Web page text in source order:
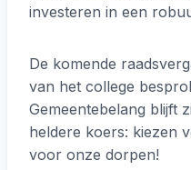
investeren in een
De komende
van het college
Gemeentebelang blijft
heldere koers: kiezen
voor onze dorpen!